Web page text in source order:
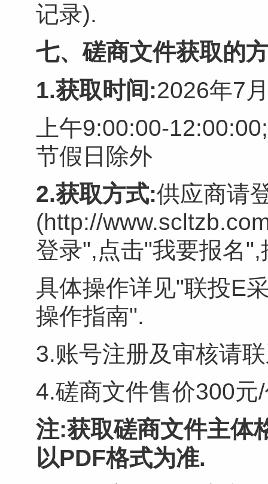
记录).
七、磋商文件获取的
1.获取时间:2026年7
上午9:00:00-
节假日除外
2.获取方式:供应商请
(http://
登录",点击"我要报名
具体操作详见"联投E
操作指南".
3.账号注册及审核请
4.磋商文件售价300
注:获取磋商文件主体
以PDF格式为准.